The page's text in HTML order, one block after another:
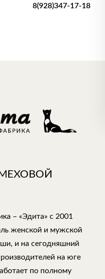
8(928)347-17-18
– «Эдита» с 2001
женской и мужской
и на сегодняшний
на юге
по полному